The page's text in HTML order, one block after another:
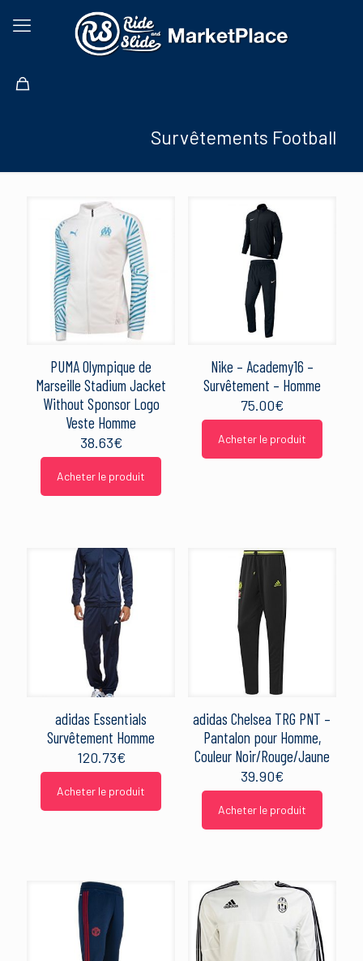
Survêtements Football
PUMA Olympique de
Marseille Stadium Jacket
Without Sponsor Logo
Veste Homme
38.63€
Acheter le produit
Nike – Academy16 –
Survêtement – Homme
75.00€
Acheter le produit
adidas Essentials
Survêtement Homme
120.73€
Acheter le produit
adidas Chelsea TRG PNT –
Pantalon pour Homme,
Couleur Noir/Rouge/Jaune
39.90€
Acheter le produit